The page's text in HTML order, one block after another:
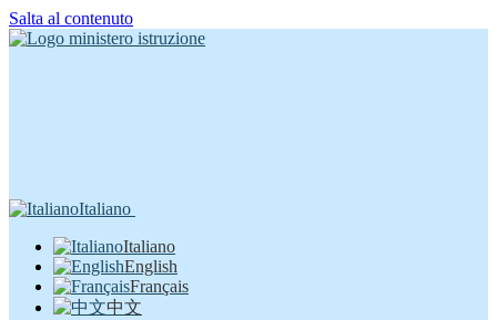
Salta al contenuto
Italiano
Italiano
English
Français
中文